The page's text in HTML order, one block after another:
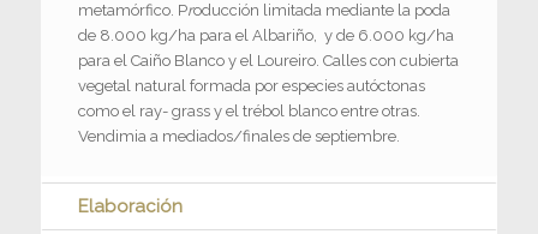
metamórfico. Producción limitada mediante la poda
de 8.000 kg/ha para el Albariño, y de 6.000 kg/ha
para el Caiño Blanco y el Loureiro. Calles con cubierta
vegetal natural formada por especies autóctonas
como el ray- grass y el trébol blanco entre otras.
Vendimia a mediados/finales de septiembre.
Elaboración